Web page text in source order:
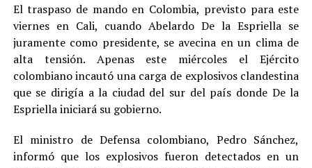
El traspaso de mando en Colombia, previsto para este
viernes en Cali, cuando Abelardo De la Espriella se
juramente como presidente, se avecina en un clima de
alta tensión. Apenas este miércoles el Ejército
colombiano incautó una carga de explosivos clandestina
que se dirigía a la ciudad del sur del país donde De la
Espriella iniciará su gobierno.
El ministro de Defensa colombiano, Pedro Sánchez,
informó que los explosivos fueron detectados en un